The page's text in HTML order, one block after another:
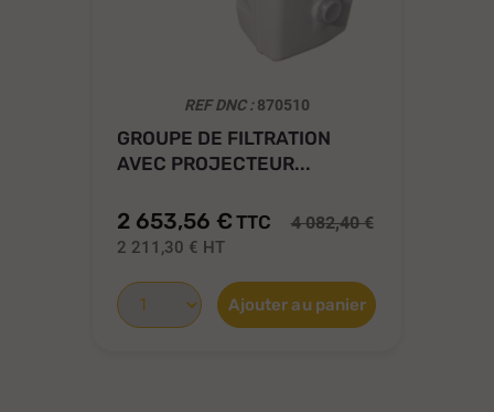
REF DNC :870510
GROUPE DE FILTRATION
AVEC PROJECTEUR...
2 653,56 € TTC 4 082,40 €
2 211,30 € HT
Ajouter au panier